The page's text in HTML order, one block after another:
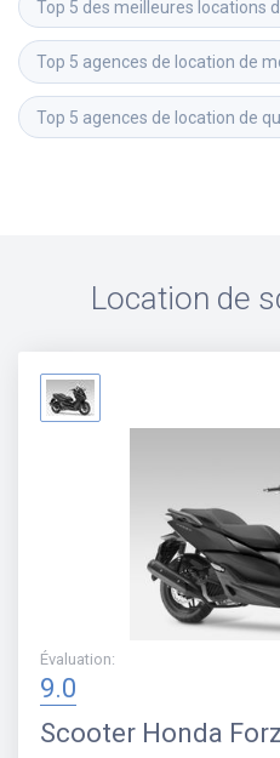
Top 5 des meilleures locations
Top 5 agences de location de
Top 5 agences de location de
Location de
Évaluation:
9.0
Scooter Honda